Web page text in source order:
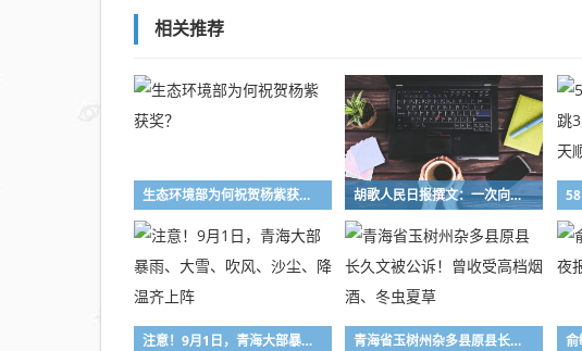
相关推荐
生态环境部为何祝贺杨紫获奖？ 胡歌人民日报撰文：一次向大地与生命的致敬
注意！9月1日，青海大部暴雨、大雪、吹风、沙尘、降温齐上阵 青海省玉树州杂多县原县长久文被公诉！曾收受高档烟酒、冬虫夏草